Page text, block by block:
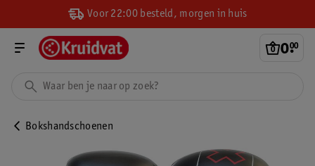
Voor 22:00 besteld, morgen in huis
0.
00
Bokshandschoenen